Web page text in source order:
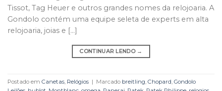
Tissot, Tag Heuer e outros grandes nomes da relojoaria. A
Gondolo contém uma equipe seleta de experts em alta
relojoaria, joias e […]
CONTINUAR LENDO →
Postado em Canetas, Relógios | Marcado breitling, Chopard, Gondolo